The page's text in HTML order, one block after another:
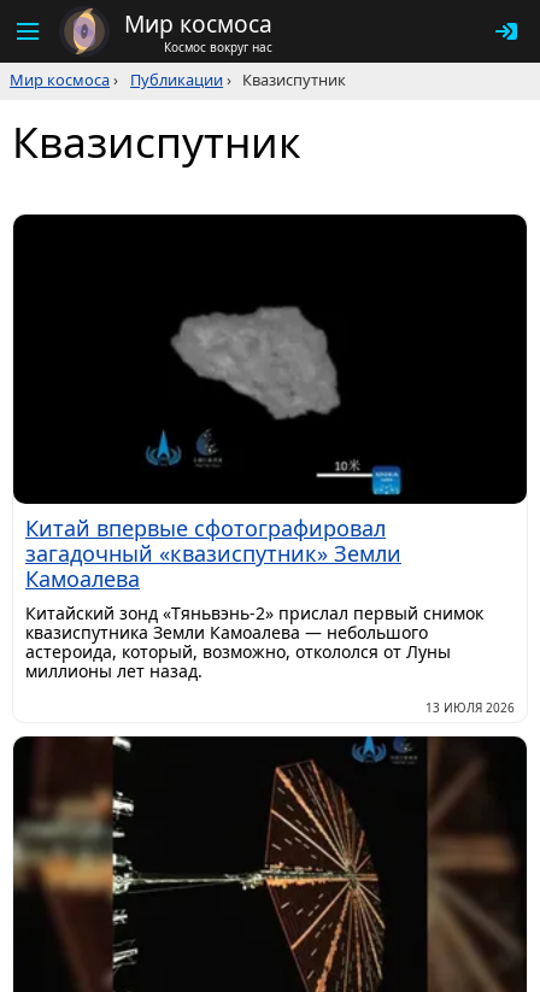
Мир космоса
Космос вокруг нас
Мир космоса› Публикации› Квазиспутник
Квазиспутник
Китай впервые сфотографировал
загадочный «квазиспутник» Земли
Камоалева
Китайский зонд «Тяньвэнь-2» прислал первый снимок
квазиспутника Земли Камоалева — небольшого
астероида, который, возможно, откололся от Луны
миллионы лет назад.
13 ИЮЛЯ 2026